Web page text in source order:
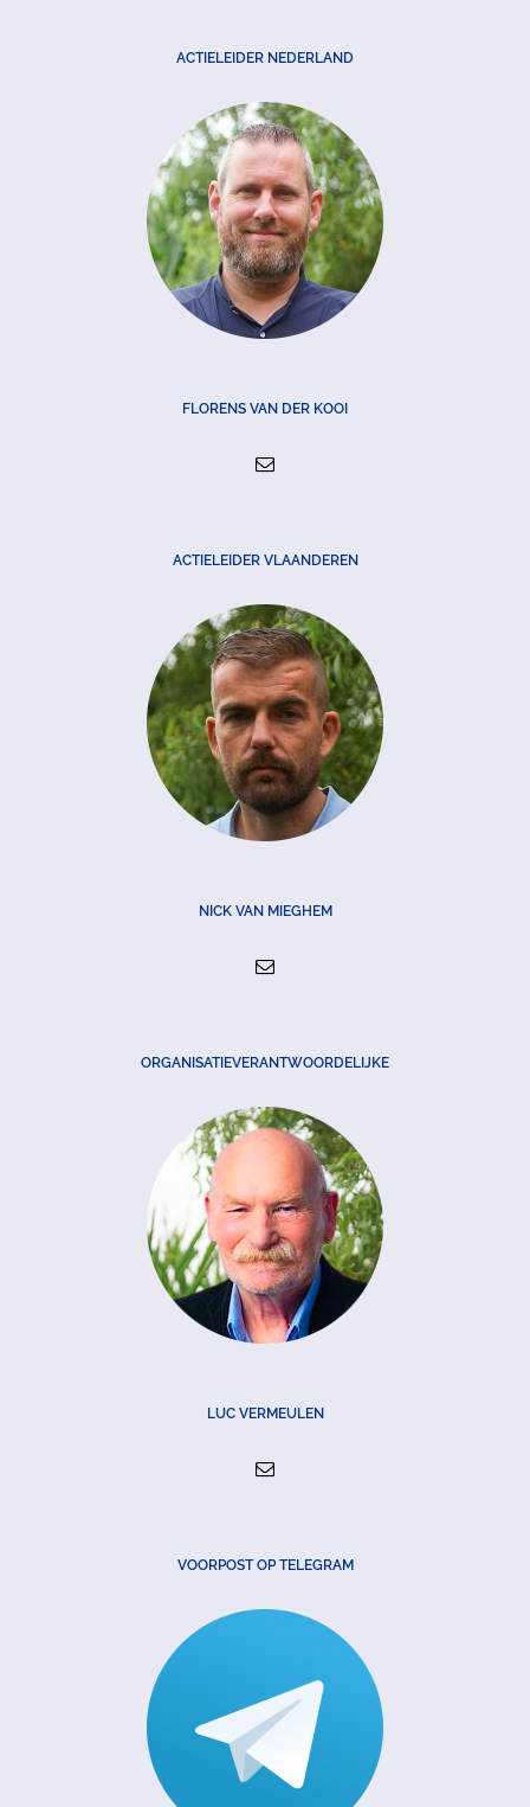
ACTIELEIDER NEDERLAND
FLORENS VAN DER KOOI
ACTIELEIDER VLAANDEREN
NICK VAN MIEGHEM
ORGANISATIEVERANTWOORDELIJKE
LUC VERMEULEN
VOORPOST OP TELEGRAM